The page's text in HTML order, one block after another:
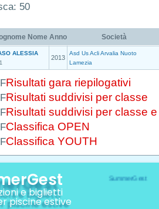
50
Nome Anno Società
ALESSIA
2013
Asd Us Acli Arvalia Nuoto
Lamezia
Risultati gara riepilogativi
Risultati suddivisi per classe
Risultati suddivisi per classe
Classifica OPEN
Classifica YOUTH
e biglietti
piscine estive